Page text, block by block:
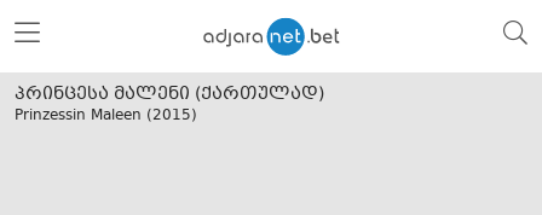
პრინცესა მალენი (ქართულად)
Prinzessin Maleen (2015)